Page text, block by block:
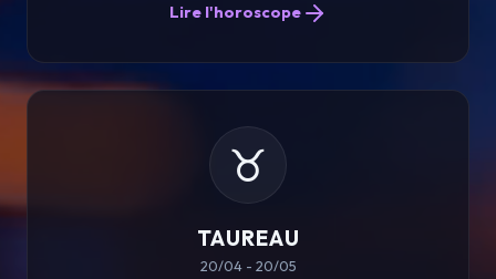
Lire l'horoscope
♉
TAUREAU
20/04 - 20/05